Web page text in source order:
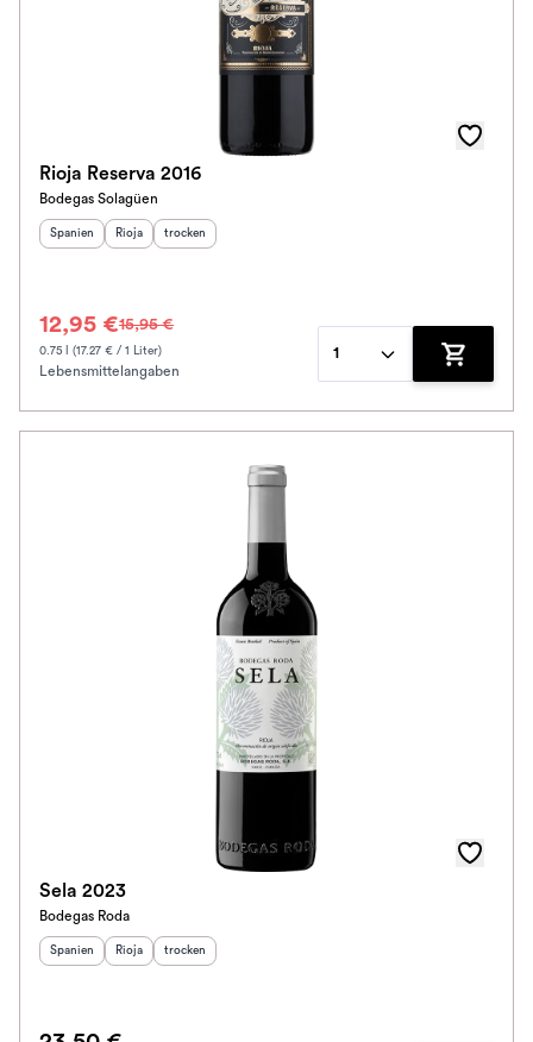
Alkoholfrei
Rioja Reserva 2016
Bodegas Solagüen
Herkunftsland:
Spanien Herkunftsregion:
Rioja Geschmack
trocken
12,95 €15,95 €
0.75 l (17.27 € / 1 Liter)
Lebensmittelangaben
1
Zum
Sela 2023
Bodegas Roda
Herkunftsland:
Spanien Herkunftsregion:
Rioja Geschmack
trocken